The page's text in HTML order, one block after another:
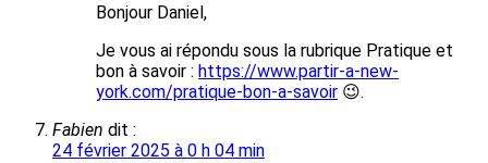
Bonjour Daniel,
Je vous ai répondu sous la rubrique Pratique et
bon à savoir : https://www.partir-a-new-
york.com/pratique-bon-a-savoir 😉.
Fabien dit :
24 février 2025 à 0 h 04 min